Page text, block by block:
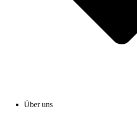
Über uns